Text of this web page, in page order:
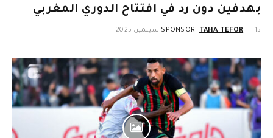
بهدفين دون رد في افتتاح الدوري المغربي
SPONSOR: TAHA TEFOR 15 سبتمبر، 2025